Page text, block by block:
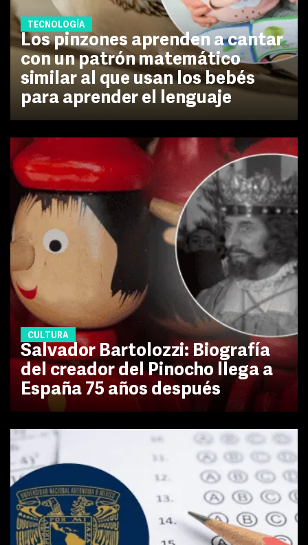
TECNOLOGÍA
Los pinzones aprenden a cantar
con un patrón matemático
similar al que usan los bebés
para aprender el lenguaje
CULTURA
Salvador Bartolozzi: Biografía
del creador del Pinocho llega a
España 75 años después